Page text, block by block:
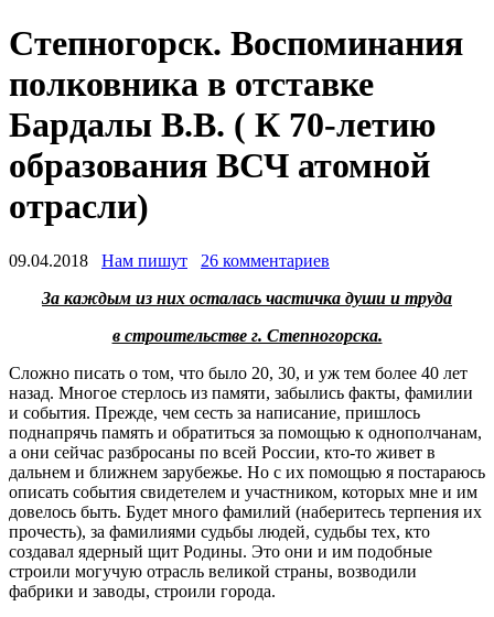
Степногорск. Воспоминания
полковника в отставке
Бардалы В.В. ( К 70-летию
образования ВСЧ атомной
отрасли)
09.04.2018 Нам пишут
26 комментариев
За каждым из них осталась частичка души и труда
в строительстве г. Степногорска.
Сложно писать о том, что было 20, 30, и уж тем более 40 лет
назад. Многое стерлось из памяти, забылись факты, фамилии
и события. Прежде, чем сесть за написание, пришлось
поднапрячь память и обратиться за помощью к однополчанам,
а они сейчас разбросаны по всей России, кто-то живет в
дальнем и ближнем зарубежье. Но с их помощью я постараюсь
описать события свидетелем и участником, которых мне и им
довелось быть. Будет много фамилий (наберитесь терпения их
прочесть), за фамилиями судьбы людей, судьбы тех, кто
создавал ядерный щит Родины. Это они и им подобные
строили могучую отрасль великой страны, возводили
фабрики и заводы, строили города.